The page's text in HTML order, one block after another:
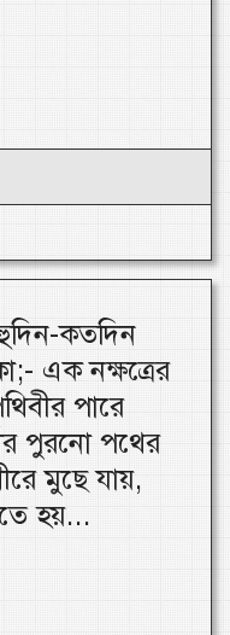
কতদিন
এক নক্ষত্রের
পারে
পুরনো পথের
মুছে যায়,
হয়...